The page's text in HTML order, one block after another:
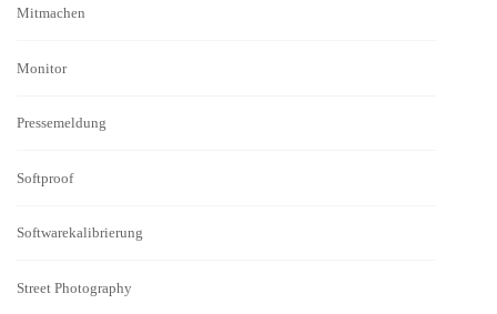
Mitmachen
Monitor
Pressemeldung
Softproof
Softwarekalibrierung
Street Photography